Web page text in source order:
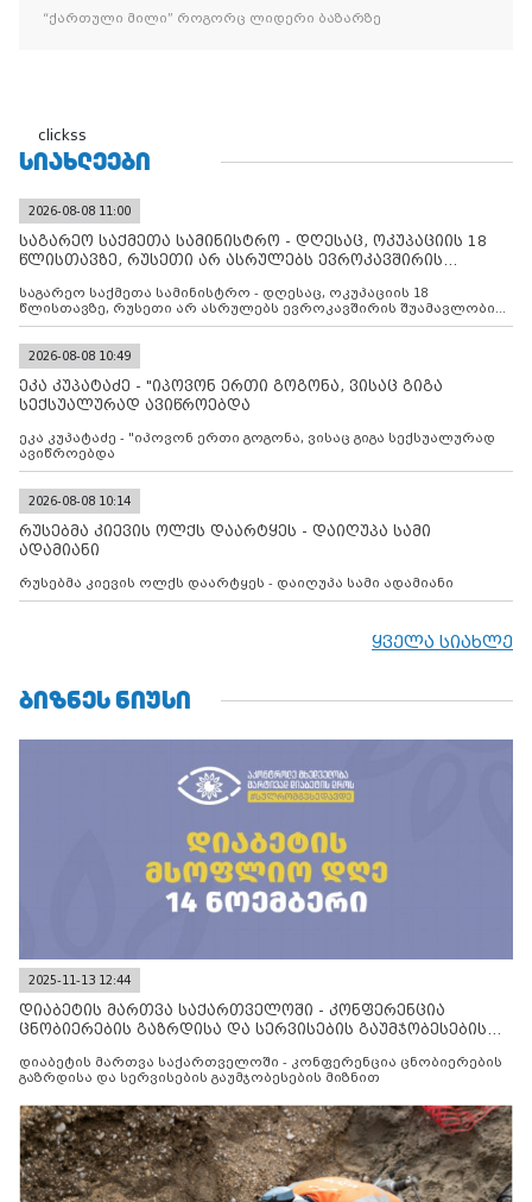
“ქართული მილი” როგორც ლიდერი ბაზარზე
clickss
ᲡᲘᲐᲮᲚᲔᲔᲑᲘ
2026-08-08 11:00
საგარეო საქმეთა სამინისტრო - დღესაც, ოკუპაციის 18
წლისთავზე, რუსეთი არ ასრულებს ევროკავშირის
საგარეო საქმეთა სამინისტრო - დღესაც, ოკუპაციის 18
წლისთავზე, რუსეთი არ ასრულებს ევროკავშირის შუამავლობით
დადებულ 2008 წლის 12 აგვისტოს ცეცხლის შეწყვეტის
კონტროლს ოკუპირებულ რეგიონებში, აგრძელებს მათი
მილიტარიზაციის პროცესს და აქტიურად დგამს ნაბიჯებს მათი
ფაქტობრივი ანექსიისკენ
2026-08-08 10:49
ეკა კუპატაძე - "იპოვონ ერთი გოგონა, ვისაც გიგა
სექსუალურად ავიწროებდა
ეკა კუპატაძე - "იპოვონ ერთი გოგონა, ვისაც გიგა სექსუალურად
ავიწროებდა
2026-08-08 10:14
რუსებმა კიევის ოლქს დაარტყეს - დაიღუპა სამი
ადამიანი
რუსებმა კიევის ოლქს დაარტყეს - დაიღუპა სამი ადამიანი
ყველა სიახლე
ᲑᲘᲖᲜᲔᲡ ᲜᲘᲣᲡᲘ
2025-11-13 12:44
დიაბეტის მართვა საქართველოში - კონფერენცია
ცნობიერების გაზრდისა და სერვისების გაუმჯობესების
დიაბეტის მართვა საქართველოში - კონფერენცია ცნობიერების
გაზრდისა და სერვისების გაუმჯობესების მიზნით